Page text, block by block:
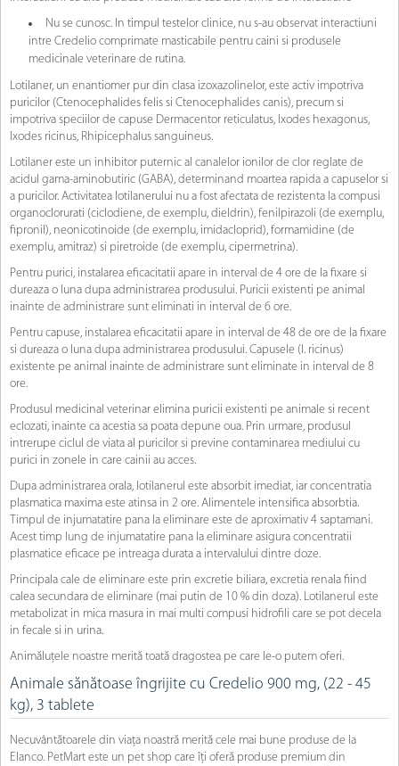
Nu se cunosc. In timpul testelor clinice, nu s-au observat interactiuni
intre Credelio comprimate masticabile pentru caini si produsele
medicinale veterinare de rutina.
Lotilaner, un enantiomer pur din clasa izoxazolinelor, este activ impotriva
puricilor (Ctenocephalides felis si Ctenocephalides canis), precum si
impotriva speciilor de capuse Dermacentor reticulatus, Ixodes hexagonus,
Ixodes ricinus, Rhipicephalus sanguineus.
Lotilaner este un inhibitor puternic al canalelor ionilor de clor reglate de
acidul gama-aminobutiric (GABA), determinand moartea rapida a capuselor si
a puricilor. Activitatea lotilanerului nu a fost afectata de rezistenta la compusi
organoclorurati (ciclodiene, de exemplu, dieldrin), fenilpirazoli (de exemplu,
fipronil), neonicotinoide (de exemplu, imidacloprid), formamidine (de
exemplu, amitraz) si piretroide (de exemplu, cipermetrina).
Pentru purici, instalarea eficacitatii apare in interval de 4 ore de la fixare si
dureaza o luna dupa administrarea produsului. Puricii existenti pe animal
inainte de administrare sunt eliminati in interval de 6 ore.
Pentru capuse, instalarea eficacitatii apare in interval de 48 de ore de la fixare
si dureaza o luna dupa administrarea produsului. Capusele (I. ricinus)
existente pe animal inainte de administrare sunt eliminate in interval de 8
ore.
Produsul medicinal veterinar elimina puricii existenti pe animale si recent
eclozati, inainte ca acestia sa poata depune oua. Prin urmare, produsul
intrerupe ciclul de viata al puricilor si previne contaminarea mediului cu
purici in zonele in care cainii au acces.
Dupa administrarea orala, lotilanerul este absorbit imediat, iar concentratia
plasmatica maxima este atinsa in 2 ore. Alimentele intensifica absorbtia.
Timpul de injumatatire pana la eliminare este de aproximativ 4 saptamani.
Acest timp lung de injumatatire pana la eliminare asigura concentratii
plasmatice eficace pe intreaga durata a intervalului dintre doze.
Principala cale de eliminare este prin excretie biliara, excretia renala fiind
calea secundara de eliminare (mai putin de 10 % din doza). Lotilanerul este
metabolizat in mica masura in mai multi compusi hidrofili care se pot decela
in fecale si in urina.
Animăluțele noastre merită toată dragostea pe care le-o putem oferi.
Animale sănătoase îngrijite cu Credelio 900 mg, (22 - 45
kg), 3 tablete
Necuvântătoarele din viața noastră merită cele mai bune produse de la
Elanco. PetMart este un pet shop care îți oferă produse premium din